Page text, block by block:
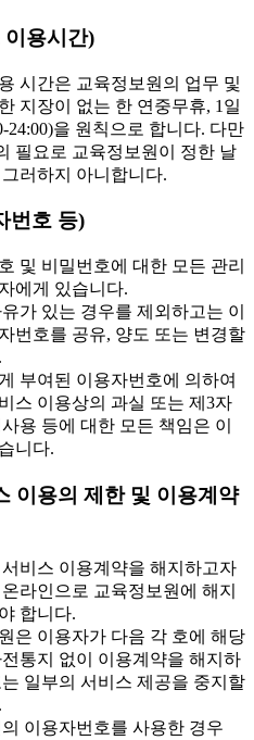
이용시간)
시간은 교육정보원의 업무 및
지장이 없는 한 연중무휴, 1일
24:00)을 원칙으로 합니다. 다만
필요로 교육정보원이 정한 날
러하지 아니합니다.
번호 등)
및 비밀번호에 대한 모든 관리
에게 있습니다.
가 있는 경우를 제외하고는 이
번호를 공유, 양도 또는 변경할
부여된 이용자번호에 의하여
스 이용상의 과실 또는 제3자
용 등에 대한 모든 책임은 이
니다.
이용의 제한 및 이용계약
비스 이용계약을 해지하고자
라인으로 교육정보원에 해지
합니다.
은 이용자가 다음 각 호에 해당
통지 없이 이용계약을 해지하
일부의 서비스 제공을 중지할
의 이용자번호를 사용한 경우